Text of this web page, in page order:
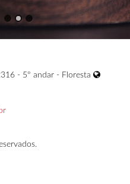
- 5º andar - Floresta